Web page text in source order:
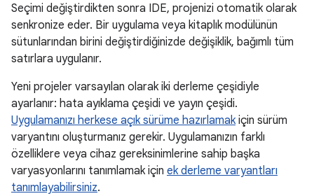
Seçimi değiştirdikten sonra IDE, projenizi otomatik olarak
senkronize eder. Bir uygulama veya kitaplık modülünün
sütunlarından birini değiştirdiğinizde değişiklik, bağımlı tüm
satırlara uygulanır.
Yeni projeler varsayılan olarak iki derleme çeşidiyle
ayarlanır: hata ayıklama çeşidi ve yayın çeşidi.
Uygulamanızı herkese açık sürüme hazırlamakiçin sürüm
varyantını oluşturmanız gerekir. Uygulamanızın farklı
özelliklere veya cihaz gereksinimlerine sahip başka
varyasyonlarını tanımlamak için ek derleme varyantları
tanımlayabilirsiniz.